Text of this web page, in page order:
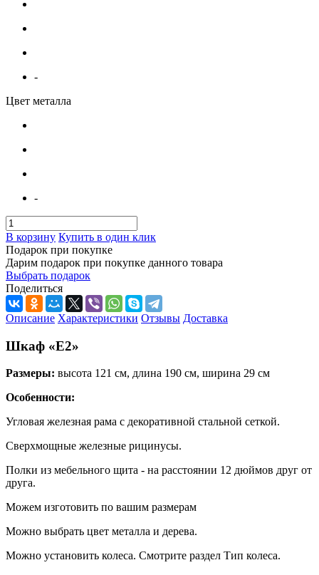
-
Цвет металла
-
В корзину Купить в один клик
Подарок при покупке
Дарим подарок при покупке данного товара
Выбрать подарок
Поделиться
Описание Характеристики Отзывы Доставка
Шкаф «Е2»
Размеры: высота 121 см, длина 190 см, ширина 29 см
Особенности:
Угловая железная рама с декоративной стальной сеткой.
Сверхмощные железные рицинусы.
Полки из мебельного щита - на расстоянии 12 дюймов друг от
друга.
Можем изготовить по вашим размерам
Можно выбрать цвет металла и дерева.
Можно установить колеса. Смотрите раздел Тип колеса.